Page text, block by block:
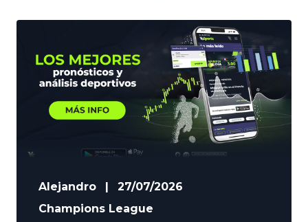
Alejandro
27/07/2026
Champions League